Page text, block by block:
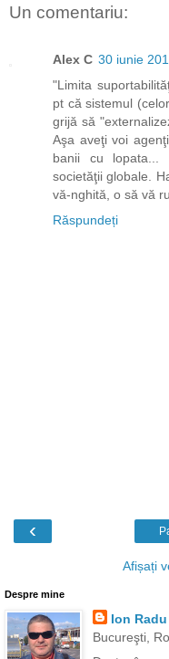
Un comentariu:
Alex C 30 iunie
"Limita
pt că sistemul
grijă să
Aşa aveţi voi
banii cu lopata...
societăţii globale.
vă-nghită, o să vă
Răspundeți
‹
Afișați
Despre mine
Ion
Bucureşti,